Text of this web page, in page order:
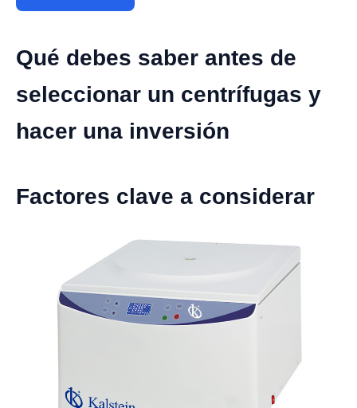
Qué debes saber antes de
seleccionar un centrífugas y
hacer una inversión
Factores clave a considerar